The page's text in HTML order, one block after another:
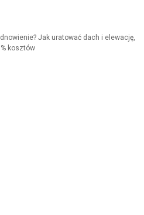
Jak uratować dach i elewację,
kosztów